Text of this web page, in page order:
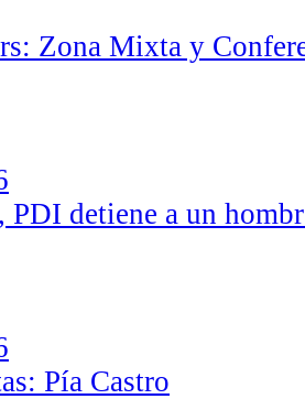
Zona Mixta y
PDI detiene a un
Pía Castro